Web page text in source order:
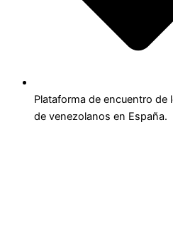
Plataforma de encuentro de
de venezolanos en España.